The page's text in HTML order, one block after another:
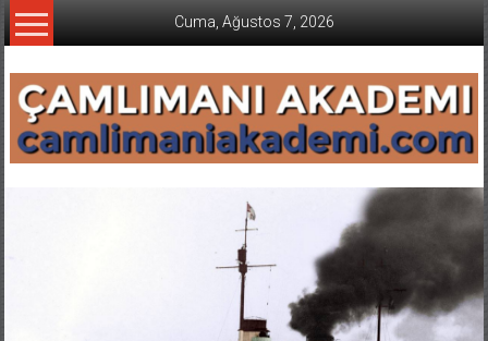
İçeriğe
geç
Cuma, Ağustos 7, 2026